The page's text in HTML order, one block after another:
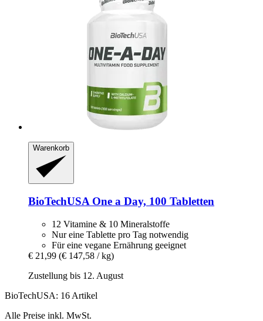
Warenkorb
BioTechUSA One a Day, 100 Tabletten
12 Vitamine & 10 Mineralstoffe
Nur eine Tablette pro Tag notwendig
Für eine vegane Ernährung geeignet
€ 21,99 (€ 147,58 / kg)
Zustellung bis 12. August
BioTechUSA: 16 Artikel
Alle Preise inkl. MwSt.